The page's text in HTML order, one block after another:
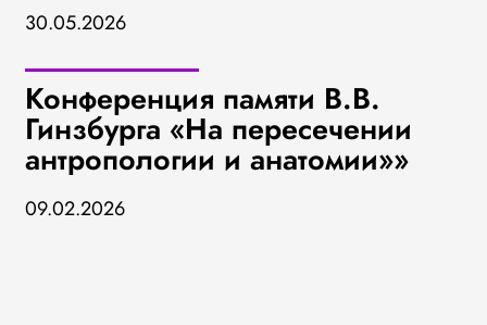
30.05.2026
Конференция памяти В.В.
Гинзбурга «На пересечении
антропологии и анатомии»»
09.02.2026